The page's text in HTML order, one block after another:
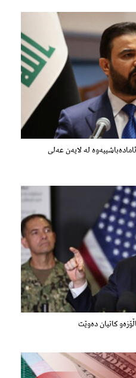
لە لایەن عەلی
کاتیان دەوێت